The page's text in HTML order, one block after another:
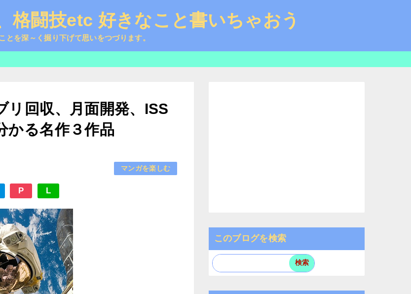
格闘技etc 好きなこと書いちゃおう
を深～く掘り下げて思いをつづります。
リ回収、月面開発、ISS
かる名作３作品
マンガを楽しむ
P L
このブログを検索